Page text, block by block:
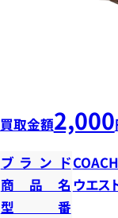
買取金額2,000
ブランドCOACH
商品名 ウエス
型番